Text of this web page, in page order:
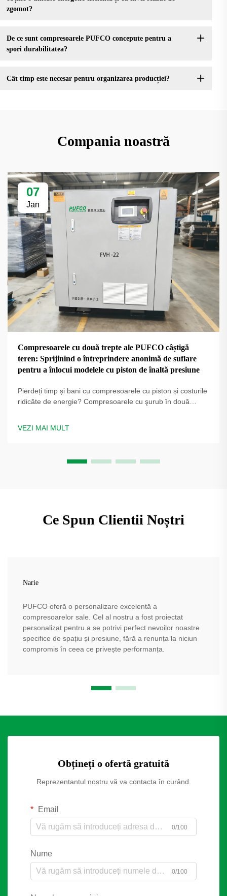
zgomot?
De ce sunt compresoarele PUFCO concepute pentru a
spori durabilitatea?
Cât timp este necesar pentru organizarea producției?
Compania noastră
07
Jan
Compresoarele cu două trepte ale PUFCO câștigă
teren: Sprijinind o întreprindere anonimă de suflare
pentru a înlocui modelele cu piston de înaltă presiune
Pierdeți timp și bani cu compresoarele cu piston și costurile
ridicăte de energie? Compresoarele cu şurub în două
solicitați o evaluare a soluției.
VEZI MAI MULT
Ce Spun Clientii Noștri
Narie
PUFCO oferă o personalizare excelentă a
compresoarelor sale. Cel al nostru a fost proiectat
personalizat pentru a se potrivi perfect nevoilor noastre
specifice de spațiu și presiune, fără a renunța la niciun
compromis în ceea ce privește performanța.
Obțineți o ofertă gratuită
Reprezentantul nostru vă va contacta în curând.
Email
0/100
Nume
0/100